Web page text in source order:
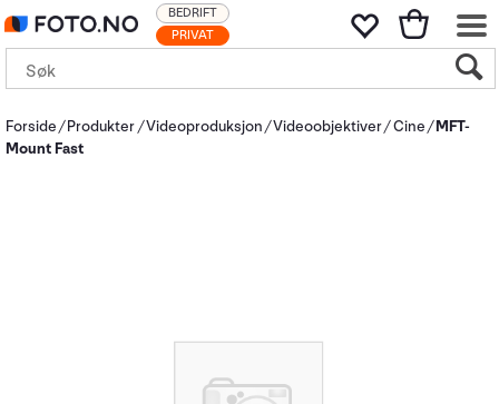
PRIVAT
BEDRIFT
Forside Produkter Videoproduksjon Videoobjektiver Cine MFT-
Mount Fast